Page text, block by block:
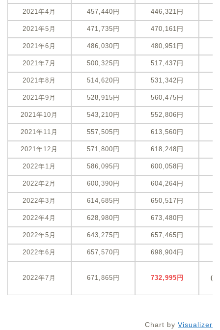
2021年4月 457,440円 446,321円
2021年5月 471,735円 470,161円
2021年6月 486,030円 480,951円
2021年7月 500,325円 517,437円
2021年8月 514,620円 531,342円
2021年9月 528,915円 560,475円
2021年10月 543,210円 552,806円
2021年11月 557,505円 613,560円
2021年12月 571,800円 618,248円
2022年1月 586,095円 600,058円
2022年2月 600,390円 604,264円
2022年3月 614,685円 650,517円
2022年4月 628,980円 673,480円
2022年5月 643,275円 657,465円
2022年6月 657,570円 698,904円
2022年7月 671,865円 732,995円
（
Chart by Visualizer